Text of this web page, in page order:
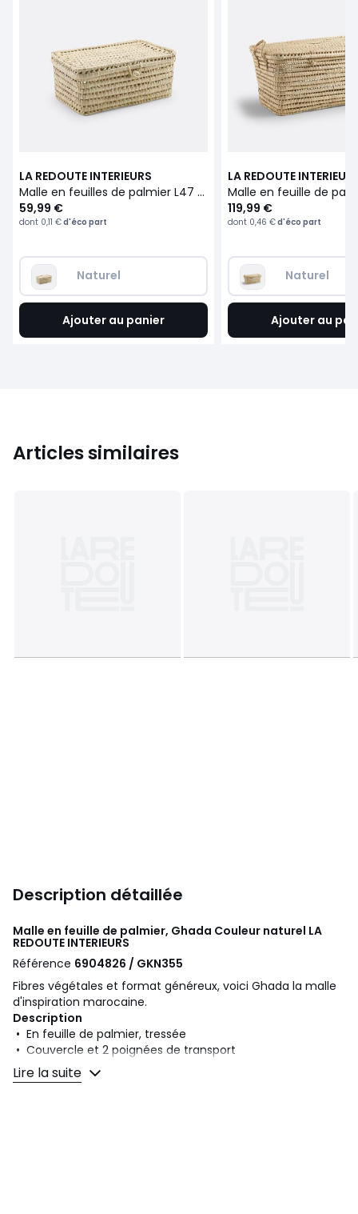
LA REDOUTE INTERIEURS
Malle en feuilles de palmier L47 cm, Ghada
59,99 €
dont 0,11 €d'éco part
Naturel
Ajouter au panier
LA REDOUTE
119,99 €
dont 0,46 €d'éco part
Naturel
Ajouter au
Articles similaires
Description détaillée
Malle en feuille de palmier, Ghada Couleur naturel LA
REDOUTE INTERIEURS
Référence 6904826 / GKN355
Fibres végétales et format généreux, voici Ghada la malle
d'inspiration marocaine.
Description
• En feuille de palmier, tressée
• Couvercle et 2 poignées de transport
• Fabrication artisanale
Lire la suite